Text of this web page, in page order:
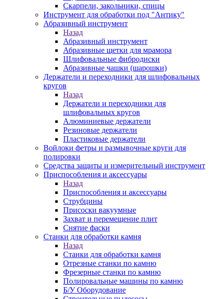
Скарпели, закольники, спицы
Инструмент для обработки под "Антику"
Абразивный инструмент
Назад
Абразивный инструмент
Абразивные щетки для мрамора
Шлифовальные фибродиски
Абразивные чашки (шарошки)
Держатели и переходники для шлифовальных
кругов
Назад
Держатели и переходники для
шлифовальных кругов
Алюминиевые держатели
Резиновые держатели
Пластиковые держатели
Войлоки фетры и размывочные круги для
полировки
Средства защиты и измерительный инструмент
Приспособления и аксессуары
Назад
Приспособления и аксессуары
Струбцины
Присоски вакуумные
Захват и перемещение плит
Снятие фаски
Станки для обработки камня
Назад
Станки для обработки камня
Отрезные станки по камню
Фрезерные станки по камню
Полировальные машины по камню
Б/У Оборудование